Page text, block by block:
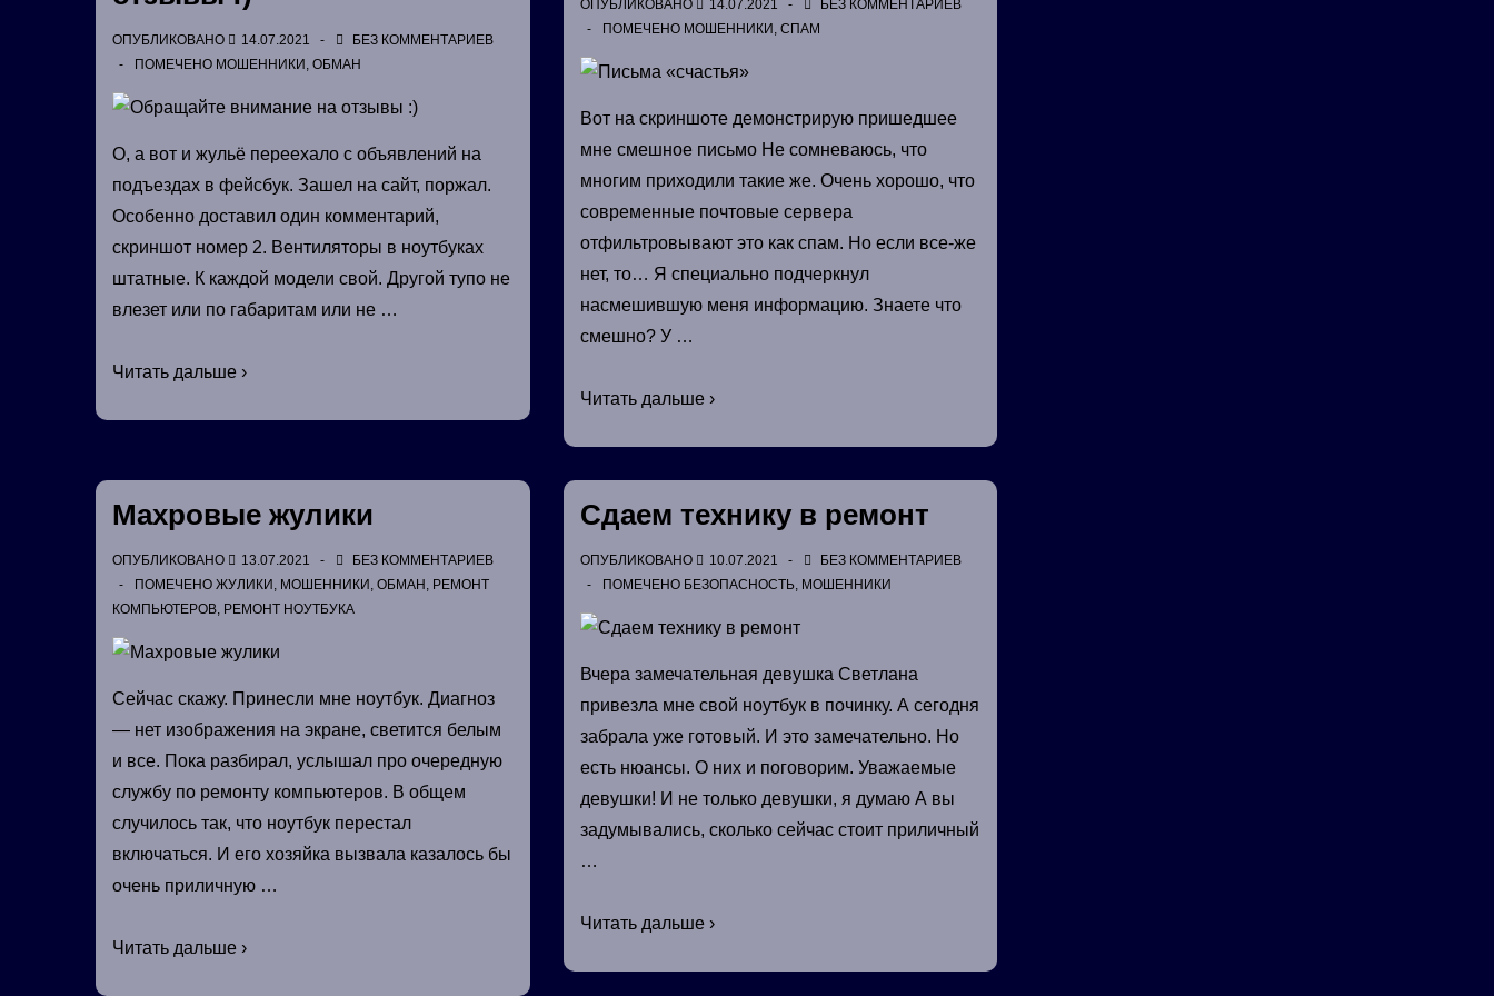
ОПУБЛИКОВАНО 14.07.2021
БЕЗ КОММЕНТАРИЕВ
ПОМЕЧЕНО МОШЕННИКИ , ОБМАН
О, а вот и жульё переехало с объявлений на
подъездах в фейсбук. Зашел на сайт, поржал.
Особенно доставил один комментарий,
скриншот номер 2. Вентиляторы в ноутбуках
штатные. К каждой модели свой. Другой тупо не
влезет или по габаритам или не …
Обращайте
Читать дальше ›
ОПУБЛИКОВАНО 14.07.2021
БЕЗ КОММЕНТАРИЕВ
ПОМЕЧЕНО МОШЕННИКИ , СПАМ
Вот на скриншоте демонстрирую пришедшее
мне смешное письмо Не сомневаюсь, что
многим приходили такие же. Очень хорошо, что
современные почтовые сервера
отфильтровывают это как спам. Но если все-же
нет, то… Я специально подчеркнул
насмешившую меня информацию. Знаете что
смешно? У …
Письма
Читать дальше ›
Махровые жулики
ОПУБЛИКОВАНО 13.07.2021
БЕЗ КОММЕНТАРИЕВ
ПОМЕЧЕНО ЖУЛИКИ , МОШЕННИКИ , ОБМАН , РЕМОНТ
КОМПЬЮТЕРОВ, РЕМОНТ НОУТБУКА
Сейчас скажу. Принесли мне ноутбук. Диагноз
— нет изображения на экране, светится белым
и все. Пока разбирал, услышал про очередную
службу по ремонту компьютеров. В общем
случилось так, что ноутбук перестал
включаться. И его хозяйка вызвала казалось бы
очень приличную …
Махровые
Читать дальше ›
Сдаем технику в ремонт
ОПУБЛИКОВАНО 10.07.2021
БЕЗ КОММЕНТАРИЕВ
ПОМЕЧЕНО БЕЗОПАСНОСТЬ, МОШЕННИКИ
Вчера замечательная девушка Светлана
привезла мне свой ноутбук в починку. А сегодня
забрала уже готовый. И это замечательно. Но
есть нюансы. О них и поговорим. Уважаемые
девушки! И не только девушки, я думаю А вы
задумывались, сколько сейчас стоит приличный
…
Сдаем
Читать дальше ›